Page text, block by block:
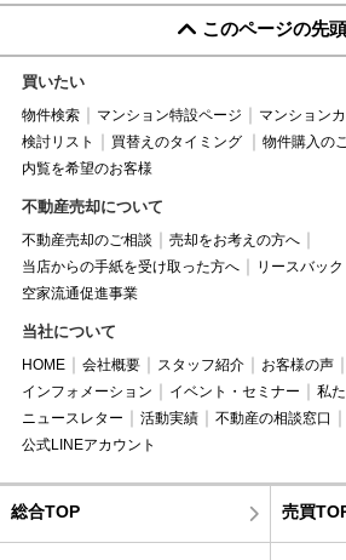
このページの先
買いたい
物件検索 マンション特設ページ マンション
検討リスト
買替えのタイミング
物件購入の
内覧を希望のお客様
不動産売却について
不動産売却のご相談
売却をお考えの方へ
当店からの手紙を受け取った方へ
リースバック
空家流通促進事業
当社について
HOME 会社概要 スタッフ紹介 お客様の声
インフォメーション
イベント・セミナー
私
ニュースレター
活動実績 不動産の相談窓口
公式LINEアカウント
総合TOP 売買